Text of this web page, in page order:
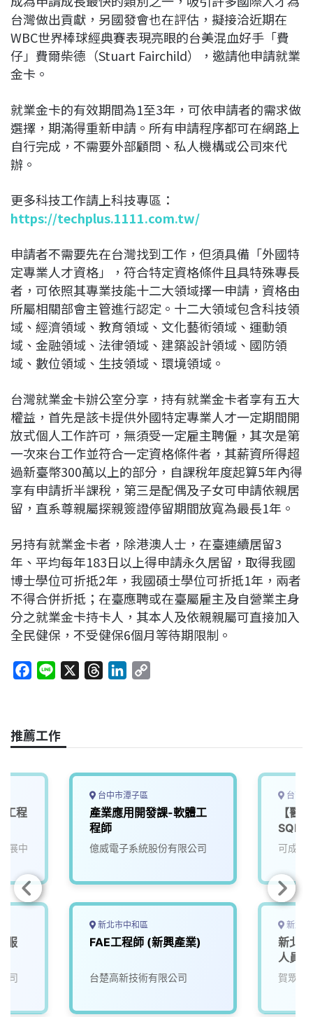
台灣做出貢獻，另國發會也在評估，擬接洽近期在
WBC世界棒球經典賽表現亮眼的台美混血好手「費
仔」費爾柴德（Stuart Fairchild），邀請他申請就業
金卡。
就業金卡的有效期間為1至3年，可依申請者的需求做
選擇，期滿得重新申請。所有申請程序都可在網路上
自行完成，不需要外部顧問、私人機構或公司來代
辦。
更多科技工作請上科技專區：
https://techplus.1111.com.tw/
申請者不需要先在台灣找到工作，但須具備「外國特
定專業人才資格」，符合特定資格條件且具特殊專長
者，可依照其專業技能十二大領域擇一申請，資格由
所屬相關部會主管進行認定。十二大領域包含科技領
域、經濟領域、教育領域、文化藝術領域、運動領
域、金融領域、法律領域、建築設計領域、國防領
域、數位領域、生技領域、環境領域。
台灣就業金卡辦公室分享，持有就業金卡者享有五大
權益，首先是該卡提供外國特定專業人才一定期間開
放式個人工作許可，無須受一定雇主聘僱，其次是第
一次來台工作並符合一定資格條件者，其薪資所得超
過新臺幣300萬以上的部分，自課稅年度起算5年內得
享有申請折半課稅，第三是配偶及子女可申請依親居
留，直系尊親屬探親簽證停留期間放寬為最長1年。
另持有就業金卡者，除港澳人士，在臺連續居留3
年、平均每年183日以上得申請永久居留，取得我國
博士學位可折抵2年，我國碩士學位可折抵1年，兩者
不得合併折抵；在臺應聘或在臺屬雇主及自營業主身
分之就業金卡持卡人，其本人及依親親屬可直接加入
全民健保，不受健保6個月等待期限制。
e
b
o
a
s
e
I
n
L
n
推薦工作
工程
展中
服
司
台中市潭子區
產業應用開發課-軟體工
程師
億威電子系統股份有限公司
新北市中和區
FAE工程師 (新興產業)
台楚高新技術有限公司
台南
【醫
SQE
可成科
新北
新北
人員
賀眾企